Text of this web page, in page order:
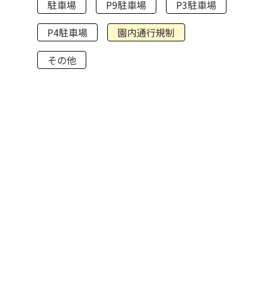
駐車場
P9駐車場
P3駐車場
P4駐車場
園内通行規制
その他